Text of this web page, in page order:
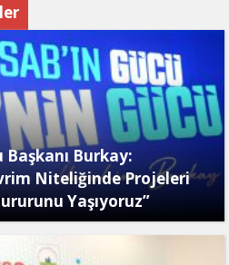
Burkay:
Niteliğinde Projeleri
Yaşıyoruz”